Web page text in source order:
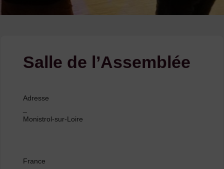
Salle de l’Assemblée
Adresse
Monistrol-sur-Loire
France